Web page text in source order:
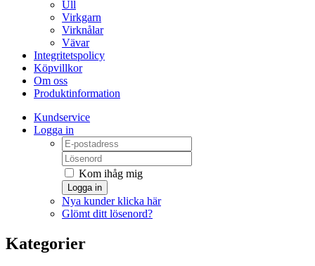
Ull
Virkgarn
Virknålar
Vävar
Integritetspolicy
Köpvillkor
Om oss
Produktinformation
Kundservice
Logga in
Kom ihåg mig
Logga in
Nya kunder klicka här
Glömt ditt lösenord?
Kategorier